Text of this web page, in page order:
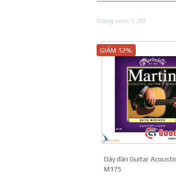
Đang xem 1-20
GIẢM 12%
Dây đàn Guitar
M175